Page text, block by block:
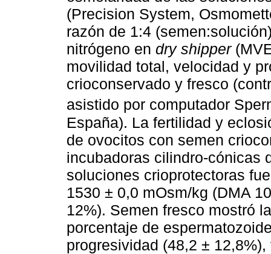
(Precision System,
razón de 1:4
nitrógeno en dry shipper
movilidad total, velocidad y
crioconservado y fresco
asistido por computador
España). La fertilidad y
de ovocitos con semen
incubadoras cilindro-cónicas
soluciones crioprotectoras
1530 ± 0,0 mOsm/kg (DMA
12%). Semen fresco mostró
porcentaje de
progresividad (48,2 ±